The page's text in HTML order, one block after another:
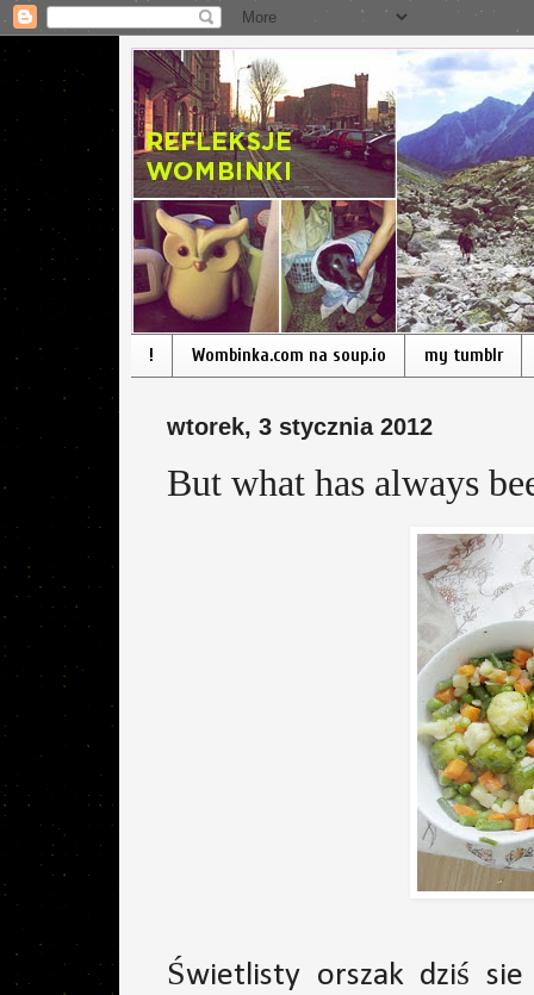
! Wombinka.com na soup.io my tumblr
wtorek, 3 stycznia 2012
But what has always
Świetlisty orszak dziś